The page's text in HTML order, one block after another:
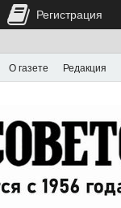
О газете Редакция
Регистрация